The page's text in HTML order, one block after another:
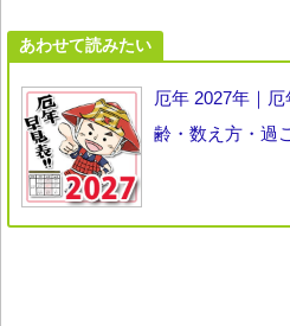
あわせて読みたい
厄年 2027年｜
齢・数え方・過